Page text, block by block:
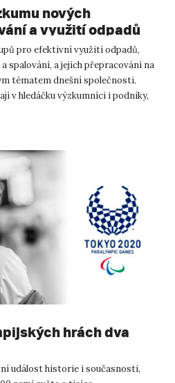
nových
a využití odpadů
pro efektivní využití odpadů,
spalování, a jejich přepracování na
tématem dnešní společnosti.
v hledáčku výzkumníci i podniky,
hrách dva
událost historie i současnosti,